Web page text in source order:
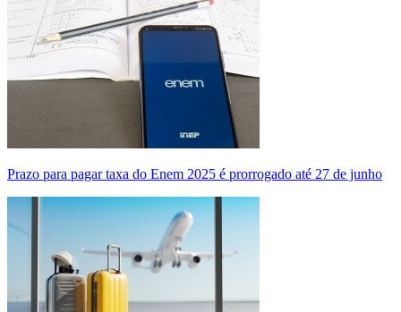
Prazo para pagar taxa do Enem 2025 é prorrogado até 27 de junho